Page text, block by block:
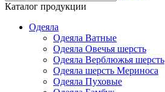
Каталог продукции
Одеяла
Одеяла Ватные
Одеяла Овечья шерсть
Одеяла Верблюжья шерсть
Одеяла шерсть Мериноса
Одеяла Пуховые